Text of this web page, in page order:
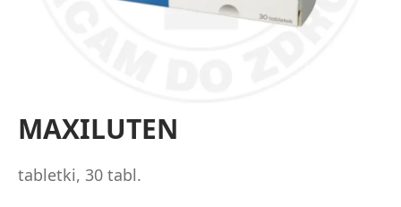
MAXILUTEN
tabletki, 30 tabl.